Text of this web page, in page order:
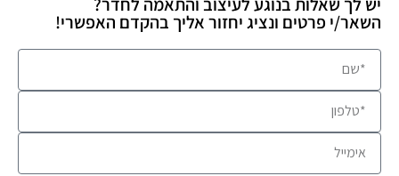
השאר/י פרטים ונציג יחזור אליך בהקדם האפשרי!